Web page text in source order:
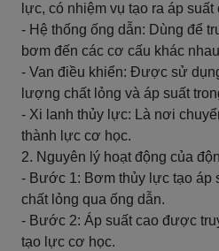
lực, có nhiệm vụ tạo ra áp
- Hệ thống ống dẫn: Dùng để
bơm đến các cơ cấu khác
- Van điều khiển: Được sử
lượng chất lỏng và áp suất
- Xi lanh thủy lực: Là nơi
thành lực cơ học.
2. Nguyên lý hoạt động của
- Bước 1: Bơm thủy lực tạo áp
chất lỏng qua ống dẫn.
- Bước 2: Áp suất cao được
tạo lực cơ học.